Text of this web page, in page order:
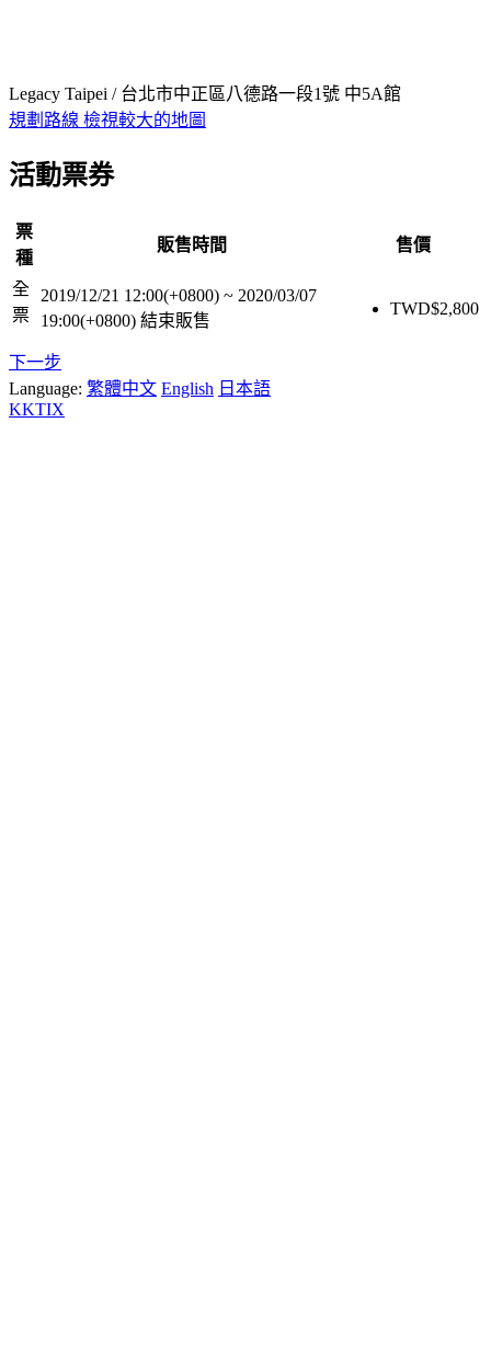
Legacy Taipei / 台北市中正區八德路一段1號 中5A館
規劃路線 檢視較大的地圖
活動票券
票
種
販售時間 售價
全
票
2019/12/21 12:00(+0800) ~ 2020/03/07
19:00(+0800) 結束販售
TWD$2,800
下一步
Language: 繁體中文 English 日本語
KKTIX